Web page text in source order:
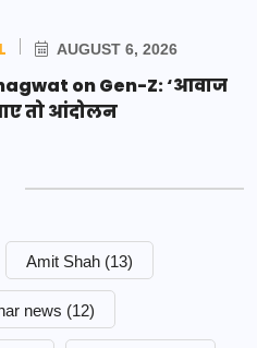
AUGUST 6, 2026
on Gen-Z: ‘आवाज
तो आंदोलन
Amit Shah (13)
news (12)